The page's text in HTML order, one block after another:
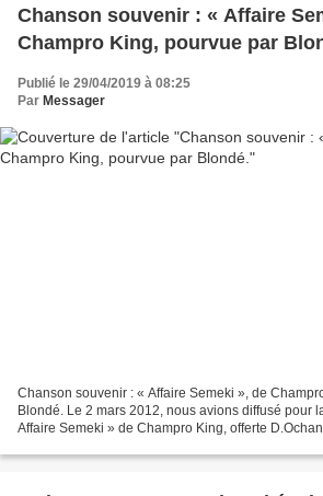
Chanson souvenir : « Affaire
Champro King, pourvue par
Publié le 29/04/2019 à 08:25
Par Messager
Chanson souvenir : « Affaire Semeki », de
Blondé. Le 2 mars 2012, nous avions diffusé pour
Affaire Semeki » de Champro King, offerte